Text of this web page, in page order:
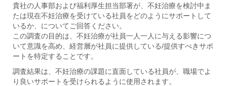
貴社の人事部および福利厚生担当部署が、不妊治療を検討中ま
たは現在不妊治療を受けている社員をどのようにサポートして
いるか、についてご回答ください。
この調査の目的は、不妊治療が社員一人一人に与える影響につ
いて意識を高め、経営層が社員に提供している/提供すべきサポ
ートを特定することです。
調査結果は、不妊治療の課題に直面している社員が、職場でよ
り良いサポートを受けられるように使用されます。